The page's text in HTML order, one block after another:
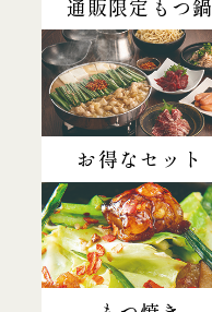
通販限定もつ鍋
お得なセット